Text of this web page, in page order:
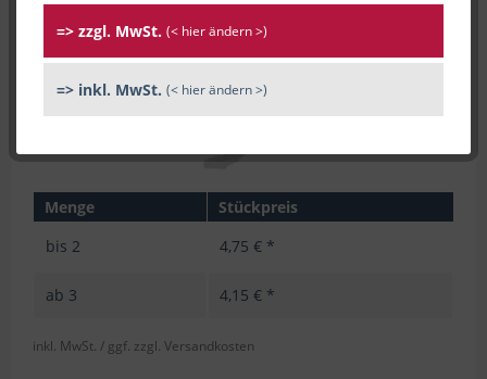
Menge
Stückpreis
bis 2 4,75 € *
ab 3 4,15 € *
inkl. MwSt. / ggf. zzgl. Versandkosten
=> zzgl. MwSt. (< hier ändern >)
=> inkl. MwSt. (< hier ändern >)